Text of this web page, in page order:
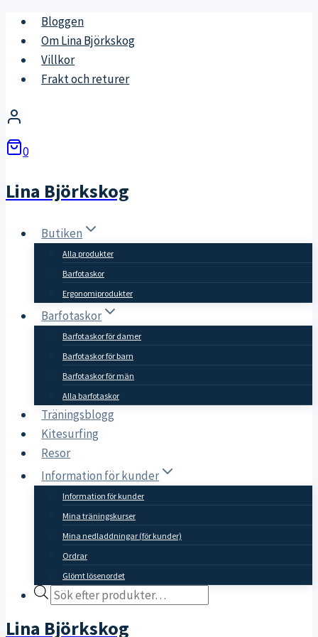
Skip
content
Bloggen
Om Lina Björkskog
Villkor
Frakt och returer
0
Lina Björkskog
Butiken
Alla produkter
Barfotaskor
Ergonomiprodukter
Barfotaskor
Barfotaskor för damer
Barfotaskor för barn
Barfotaskor för män
Alla barfotaskor
Träningsblogg
Kitesurfing
Resor
Information för kunder
Information för kunder
Mina träningskurser
Mina nedladdningar (för kunder)
Ordrar
Glömt lösenordet
Products
Lina Björkskog